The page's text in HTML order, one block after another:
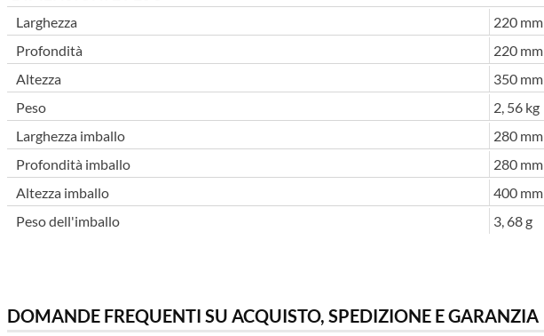
Larghezza
220 mm
Profondità
220 mm
Altezza
350 mm
Peso
2, 56 kg
Larghezza imballo
280 mm
Profondità imballo
280 mm
Altezza imballo
400 mm
Peso dell'imballo
3, 68 g
DOMANDE FREQUENTI SU ACQUISTO, SPEDIZIONE E GARANZIA